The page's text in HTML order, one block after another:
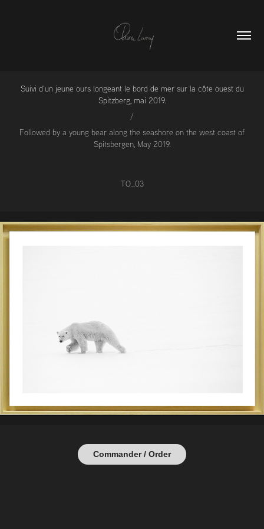
Suivi d'un jeune ours longeant le bord de mer sur la côte ouest du
Spitzberg, mai 2019.
/
Followed by a young bear along the seashore on the west coast of
Spitsbergen, May 2019.
TO_03
Commander / Order